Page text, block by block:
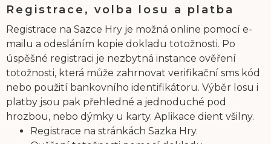
Registrace, volba losu a platba
Registrace na Sazce Hry je možná online pomocí e-
mailu a odesláním kopie dokladu totožnosti. Po
úspěšné registraci je nezbytná instance ověření
totožnosti, která může zahrnovat verifikační sms kód
nebo použití bankovního identifikátoru. Výběr losu i
platby jsou pak přehledné a jednoduché pod
hrozbou, nebo dýmky u karty. Aplikace dient všilny.
Registrace na stránkách Sazka Hry.